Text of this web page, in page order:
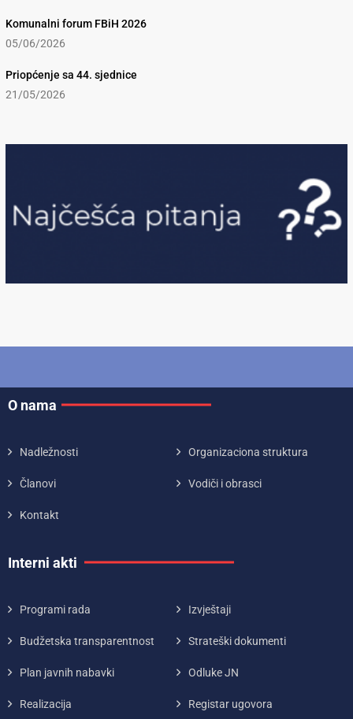
Komunalni forum FBiH 2026
05/06/2026
Priopćenje sa 44. sjednice
21/05/2026
O nama
Nadležnosti Organizaciona struktura
Članovi Vodiči i obrasci
Kontakt
Interni akti
Programi rada Izvještaji
Budžetska transparentnost Strateški dokumenti
Plan javnih nabavki Odluke JN
Realizacija Registar ugovora